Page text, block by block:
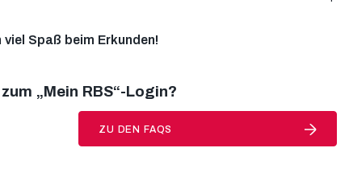
Spaß beim Erkunden!
„Mein RBS“-Login?
ZU DEN FAQS